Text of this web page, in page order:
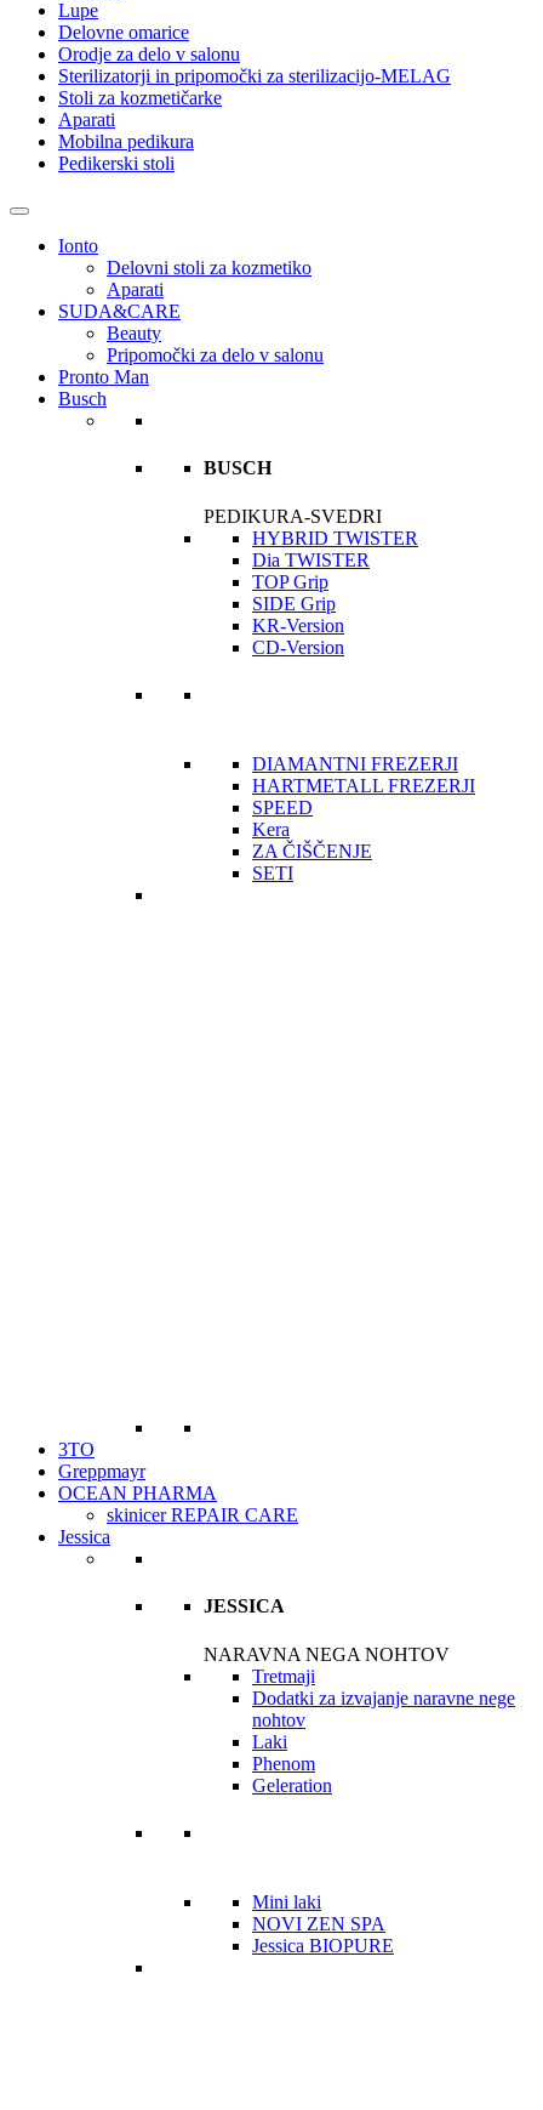
Lupe
Delovne omarice
Orodje za delo v salonu
Sterilizatorji in pripomočki za sterilizacijo-MELAG
Stoli za kozmetičarke
Aparati
Mobilna pedikura
Pedikerski stoli
Ionto
Delovni stoli za kozmetiko
Aparati
SUDA&CARE
Beauty
Pripomočki za delo v salonu
Pronto Man
Busch
BUSCH
PEDIKURA-SVEDRI
HYBRID TWISTER
Dia TWISTER
TOP Grip
SIDE Grip
KR-Version
CD-Version
DIAMANTNI FREZERJI
HARTMETALL FREZERJI
SPEED
Kera
ZA ČIŠČENJE
SETI
3TO
Greppmayr
OCEAN PHARMA
skinicer REPAIR CARE
Jessica
JESSICA
NARAVNA NEGA NOHTOV
Tretmaji
Dodatki za izvajanje naravne nege
nohtov
Laki
Phenom
Geleration
Mini laki
NOVI ZEN SPA
Jessica BIOPURE